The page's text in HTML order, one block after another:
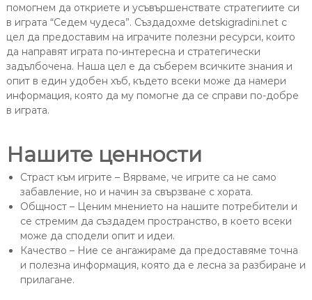
помогнем да откриете и усъвършенствате стратегиите си
в играта “Седем чудеса”. Създадохме detskigradini.net с
цел да предоставим на играчите полезни ресурси, които
да направят играта по-интересна и стратегически
задълбочена. Наша цел е да съберем всичките знания и
опит в един удобен хъб, където всеки може да намери
информация, която да му помогне да се справи по-добре
в играта.
Нашите ценности
Страст към игрите – Вярваме, че игрите са не само
забавление, но и начин за свързване с хората.
Общност – Ценим мнението на нашите потребители и
се стремим да създадем пространство, в което всеки
може да сподели опит и идеи.
Качество – Ние се ангажираме да предоставяме точна
и полезна информация, която да е лесна за разбиране и
прилагане.